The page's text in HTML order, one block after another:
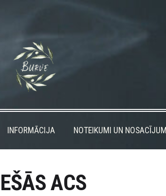
INFORMĀCIJA NOTEIKUMI UN NOSACĪJUMI
ACS